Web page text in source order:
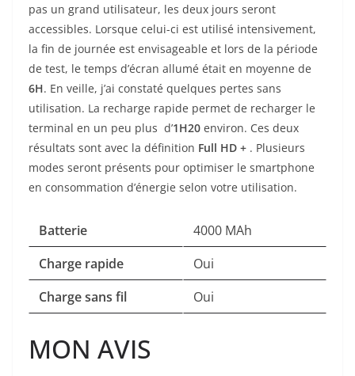
pas un grand utilisateur, les deux jours seront
accessibles. Lorsque celui-ci est utilisé intensivement,
la fin de journée est envisageable et lors de la période
de test, le temps d’écran allumé était en moyenne de
6H. En veille, j’ai constaté quelques pertes sans
utilisation. La recharge rapide permet de recharger le
terminal en un peu plus d’1H20 environ. Ces deux
résultats sont avec la définition Full HD + . Plusieurs
modes seront présents pour optimiser le smartphone
en consommation d’énergie selon votre utilisation.
Batterie
4000 MAh
Charge rapide
Oui
Charge sans fil
Oui
MON AVIS